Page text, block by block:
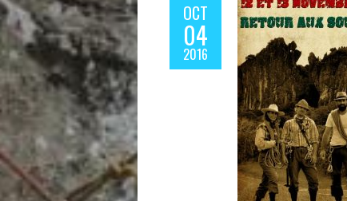
OCT
04
2016